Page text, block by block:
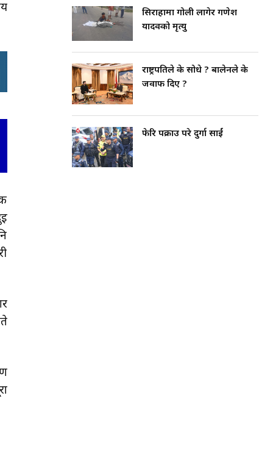
सिराहामा गोली लागेर गणेश
यादवको मृत्यु
राष्ट्रपतिले के सोधे ? बालेनले के
जवाफ दिए ?
फेरि पक्राउ परे दुर्गा प्रसाईं